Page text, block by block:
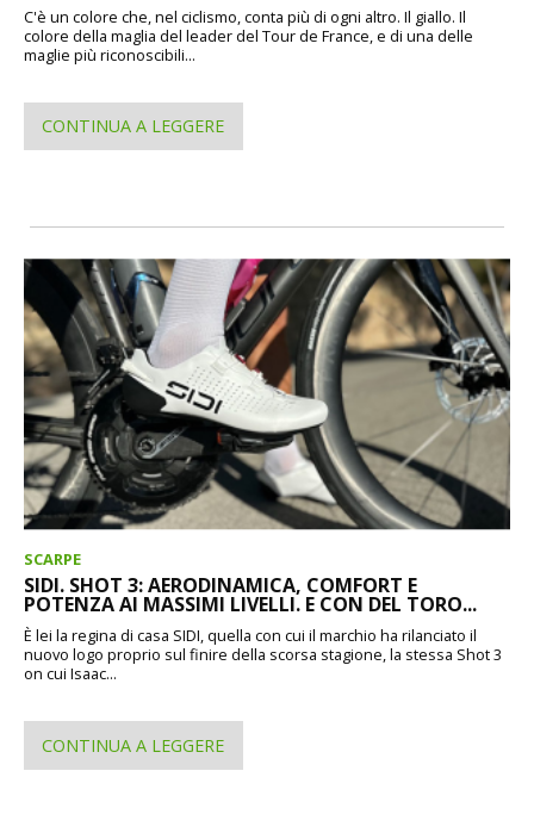
C'è un colore che, nel ciclismo, conta più di ogni altro. Il giallo. Il
colore della maglia del leader del Tour de France, e di una delle
maglie più riconoscibili...
CONTINUA A LEGGERE
SCARPE
SIDI. SHOT 3: AERODINAMICA, COMFORT E
POTENZA AI MASSIMI LIVELLI. E CON DEL TORO...
È lei la regina di casa SIDI, quella con cui il marchio ha rilanciato il
nuovo logo proprio sul finire della scorsa stagione, la stessa Shot 3
on cui Isaac...
CONTINUA A LEGGERE